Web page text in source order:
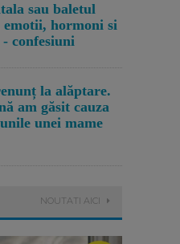
sau baletul
hormoni si
confesiuni
la alăptare.
am găsit cauza
unei mame
NOUTATI AICI